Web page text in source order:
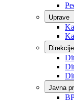
Uprave
Direkcije